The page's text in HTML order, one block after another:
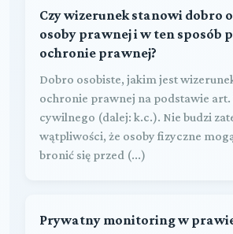
Czy wizerunek stanowi dobro
osoby prawnej i w ten sposób
ochronie prawnej?
Dobro osobiste, jakim jest
ochronie prawnej na podstawie art.
cywilnego (dalej: k.c.). Nie budzi
wątpliwości, że osoby fizyczne
bronić się przed (...)
Prywatny monitoring w